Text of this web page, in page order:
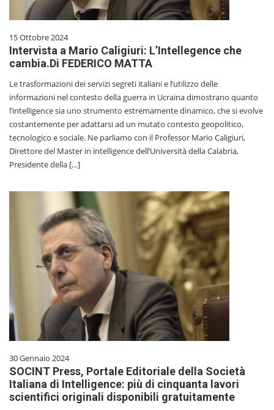
15 Ottobre 2024
Intervista a Mario Caligiuri: L’Intellegence che
cambia.Di FEDERICO MATTA
Le trasformazioni dei servizi segreti italiani e l’utilizzo delle
informazioni nel contesto della guerra in Ucraina dimostrano quanto
l’intelligence sia uno strumento estremamente dinamico, che si evolve
costantemente per adattarsi ad un mutato contesto geopolitico,
tecnologico e sociale. Ne parliamo con il Professor Mario Caligiuri,
Direttore del Master in intelligence dell’Università della Calabria,
Presidente della […]
30 Gennaio 2024
SOCINT Press, Portale Editoriale della Società
Italiana di Intelligence: più di cinquanta lavori
scientifici originali disponibili gratuitamente